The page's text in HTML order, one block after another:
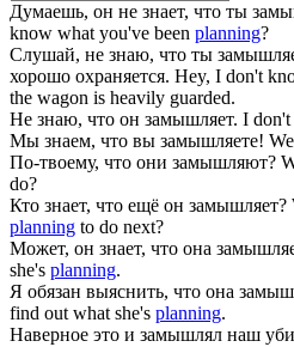
Думаешь, он не знает, что ты
know what you've been planning?
Слушай, не знаю, что ты
хорошо охраняется. Hey, I don't
the wagon is heavily guarded.
Не знаю, что он замышляет. I don't
Мы знаем, что вы замышляете!
По-твоему, что они замышляют?
do?
Кто знает, что ещё он замышляет?
planning to do next?
Может, он знает, что она
she's planning.
Я обязан выяснить, что она
find out what she's planning.
Наверное это и замышлял наш